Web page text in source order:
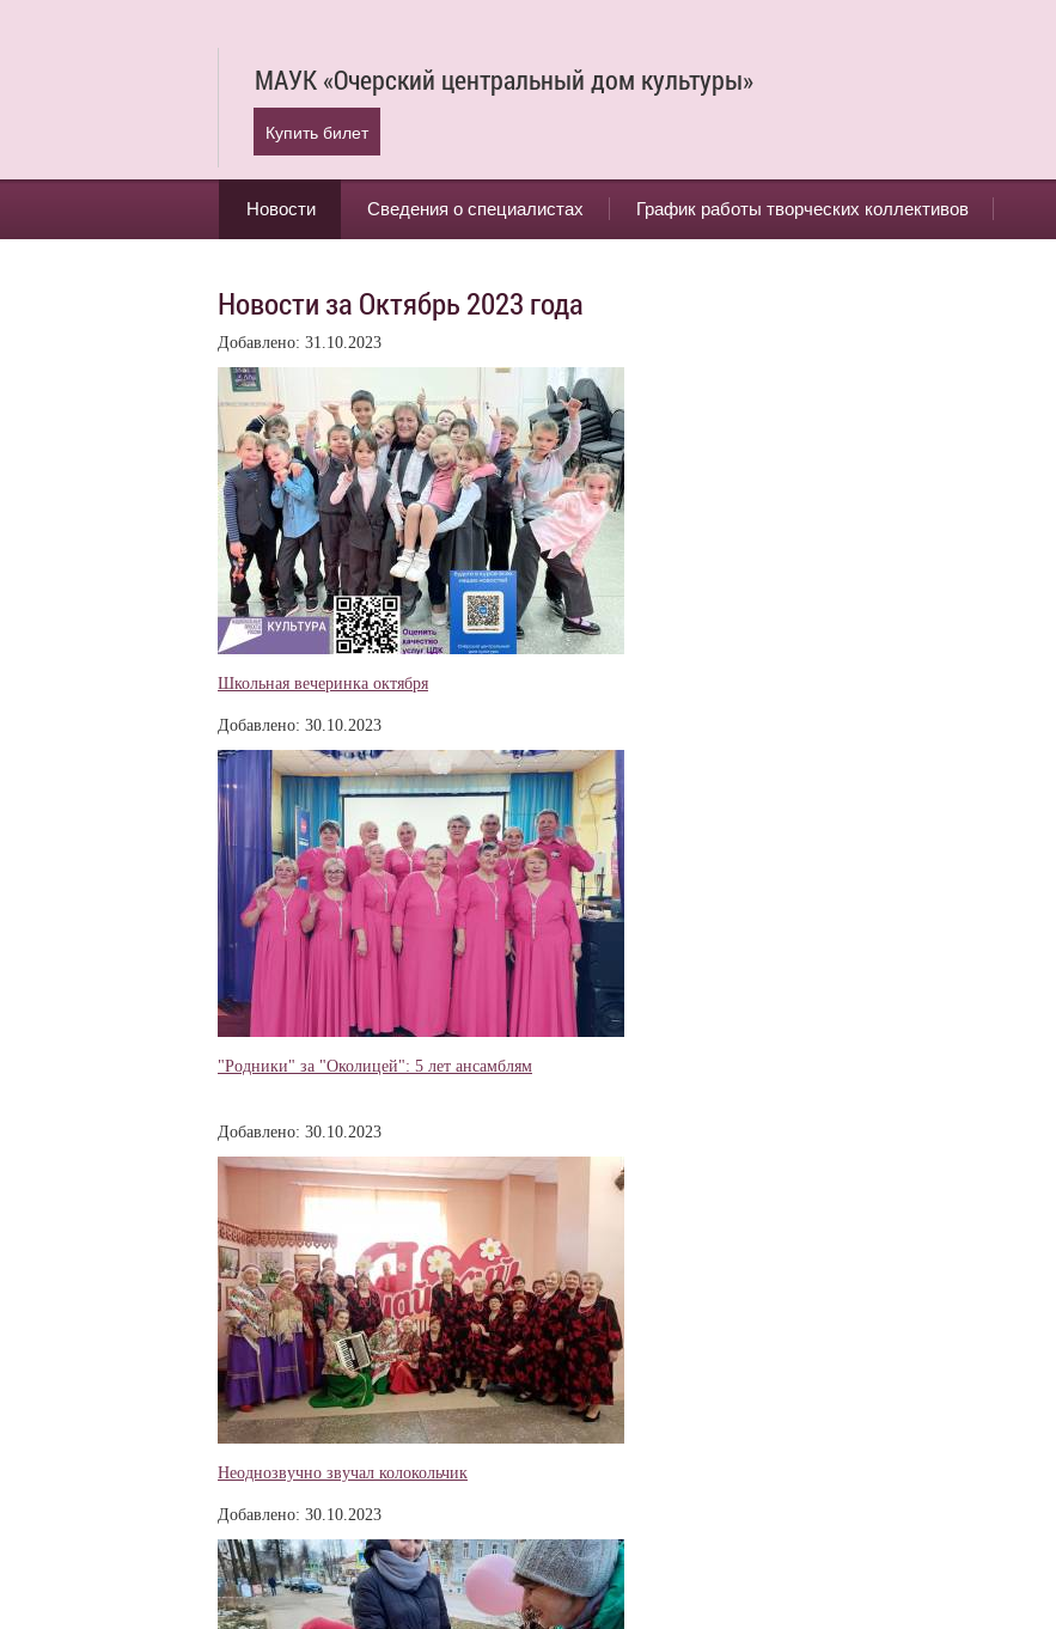
МАУК «Очерский центральный дом культуры»
Купить билет
Новости Сведения о специалистах График работы творческих коллективов
Новости за Октябрь 2023 года
Добавлено: 31.10.2023
Школьная вечеринка октября
Добавлено: 30.10.2023
"Родники" за "Околицей": 5 лет ансамблям
Добавлено: 30.10.2023
Неоднозвучно звучал колокольчик
Добавлено: 30.10.2023